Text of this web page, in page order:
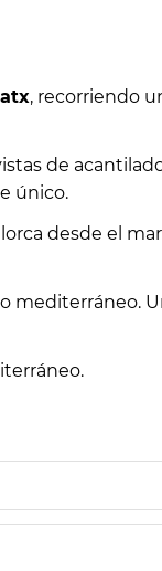
, recorriendo
de
único.
desde el
mediterráneo.